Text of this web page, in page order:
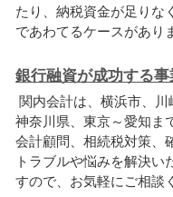
たり、納税資金が足りな
であわてるケースがあり
銀行融資が成功する
関内会計は、横浜市、川
神奈川県、東京～愛知ま
会計顧問、相続税対策、
トラブルや悩みを解決い
すので、お気軽にご相談